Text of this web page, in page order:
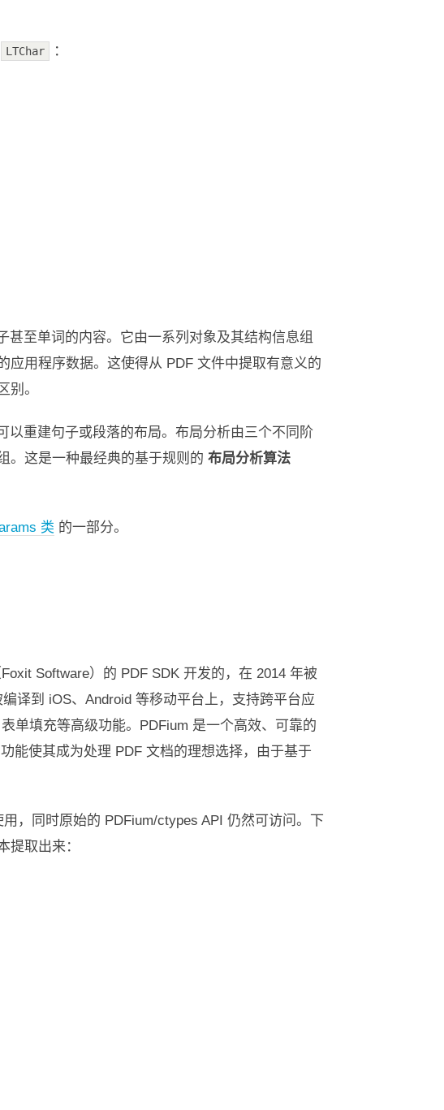
LTChar ：
至单词的内容。它由一系列对象及其结构信息组
应用程序数据。这使得从 PDF 文件中提取有意义的
别。
以重建句子或段落的布局。布局分析由三个不同阶
。这是一种最经典的基于规则的 布局分析算法
类 的一部分。
Software）的 PDF SDK 开发的，在 2014 年被
译到 iOS、Android 等移动平台上，支持跨平台应
单填充等高级功能。PDFium 是一个高效、可靠的
能使其成为处理 PDF 文档的理想选择，由于基于
，同时原始的 PDFium/ctypes API 仍然可访问。下
提取出来：